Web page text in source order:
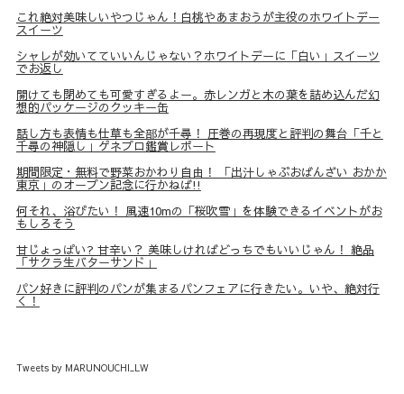
これ絶対美味しいやつじゃん！白桃やあまおうが主役のホワイトデー
スイーツ
シャレが効いてていいんじゃない？ホワイトデーに「白い」スイーツ
でお返し
開けても閉めても可愛すぎるよー。赤レンガと木の葉を詰め込んだ幻
想的パッケージのクッキー缶
話し方も表情も仕草も全部が千尋！ 圧巻の再現度と評判の舞台「千と
千尋の神隠し」ゲネプロ鑑賞レポート
期間限定・無料で野菜おかわり自由！ 「出汁しゃぶおばんざい おかか
東京」のオープン記念に行かねば!!
何それ、浴びたい！ 風速10mの「桜吹雪」を体験できるイベントがお
もしろそう
甘じょっぱい? 甘辛い？ 美味しければどっちでもいいじゃん！ 絶品
「サクラ生バターサンド」
パン好きに評判のパンが集まるパンフェアに行きたい。いや、絶対行
く！
Tweets by MARUNOUCHI_LW